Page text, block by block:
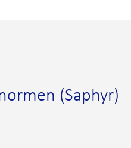
(Saphyr)